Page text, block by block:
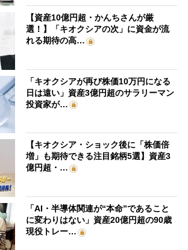
【資産10億円超・かんちさんが厳
選！】「キオクシアの次」に資金が流
れる期待の高…
「キオクシアが再び株価10万円になる
日は遠い」資産3億円超のサラリーマン
投資家が…
【キオクシア・ショック後に「株価倍
増」も期待できる注目銘柄5選】資産3
億円超・…
「AI・半導体関連が“本命”であること
に変わりはない」資産20億円超の90歳
現役トレー…